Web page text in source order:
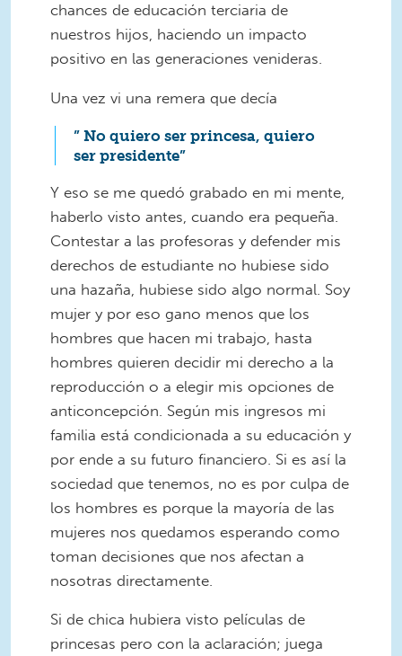
chances de educación terciaria de
nuestros hijos, haciendo un impacto
positivo en las generaciones venideras.
Una vez vi una remera que decía
” No quiero ser princesa, quiero
ser presidente”
Y eso se me quedó grabado en mi mente,
haberlo visto antes, cuando era pequeña.
Contestar a las profesoras y defender mis
derechos de estudiante no hubiese sido
una hazaña, hubiese sido algo normal. Soy
mujer y por eso gano menos que los
hombres que hacen mi trabajo, hasta
hombres quieren decidir mi derecho a la
reproducción o a elegir mis opciones de
anticoncepción. Según mis ingresos mi
familia está condicionada a su educación y
por ende a su futuro financiero. Si es así la
sociedad que tenemos, no es por culpa de
los hombres es porque la mayoría de las
mujeres nos quedamos esperando como
toman decisiones que nos afectan a
nosotras directamente.
Si de chica hubiera visto películas de
princesas pero con la aclaración; juega